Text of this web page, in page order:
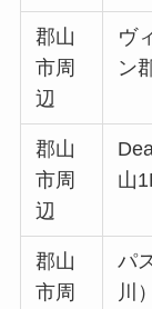
郡山
市周
辺
ヴ
ン
郡山
市周
辺
山
郡山
市周
パ
川）